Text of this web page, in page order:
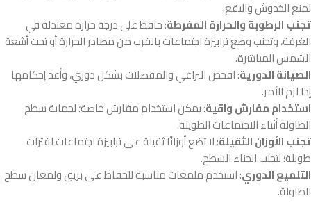
لمنع الخدوش والبقع.
تجنب الرطوبة والحرارة المفرطة: حافظ على درجة حرارة معتدلة في
الغرفة، وتجنب وضع ترابيزة اجتماعات بالقرب من مصادر الحرارة أو تحت أشعة
الشمس المباشرة.
الصيانة الدورية: افحص البراغي والمفصلات بشكل دوري، وأعد إحكامها
إذا لزم الأمر.
استخدام مفارش واقية: يمكن استخدام مفارش خاصة؛ لحماية سطح
الطاولة أثناء الاجتماعات الطويلة.
تجنب الأوزان الثقيلة: لا تضع أوزانًا ثقيلة على ترابيزة اجتماعات لفترات
طويلة؛ لتجنب انحناء السطح.
التلميع الدوري: استخدم ملمعات مناسبة للحفاظ على بريق ولمعان سطح
الطاولة.